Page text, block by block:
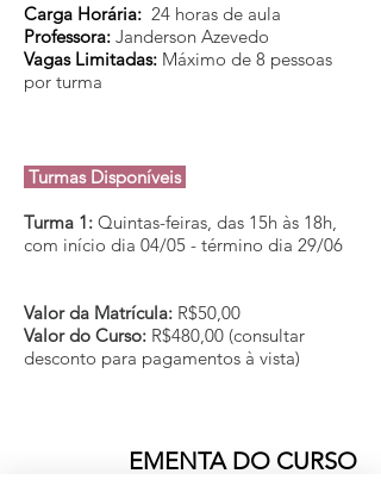
Carga Horária: 24 horas de aula
Professora: Janderson Azevedo
Vagas Limitadas: Máximo de 8 pessoas
por turma
Turmas Disponíveis
Turma 1: Quintas-feiras, das 15h às 18h,
com início dia 04/05 - término dia 29/06
Valor da Matrícula: R$50,00
Valor do Curso: R$480,00 (consultar
desconto para pagamentos à vista)
EMENTA DO CURSO